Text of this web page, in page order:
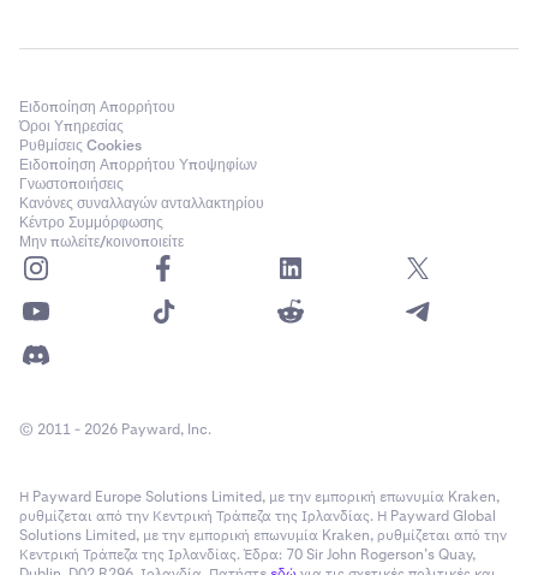
Ειδοποίηση Απορρήτου
Όροι Υπηρεσίας
Ρυθμίσεις Cookies
Ειδοποίηση Απορρήτου Υποψηφίων
Γνωστοποιήσεις
Κανόνες συναλλαγών ανταλλακτηρίου
Κέντρο Συμμόρφωσης
Μην πωλείτε/κοινοποιείτε
© 2011 - 2026 Payward, Inc.
Η Payward Europe Solutions Limited, με την εμπορική επωνυμία Kraken,
ρυθμίζεται από την Κεντρική Τράπεζα της Ιρλανδίας. Η Payward Global
Solutions Limited, με την εμπορική επωνυμία Kraken, ρυθμίζεται από την
Κεντρική Τράπεζα της Ιρλανδίας. Έδρα: 70 Sir John Rogerson’s Quay,